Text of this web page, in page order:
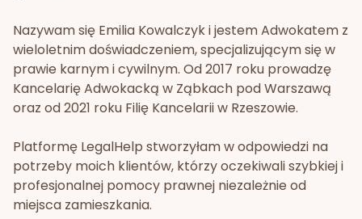
Nazywam się Emilia Kowalczyk i jestem Adwokatem z
wieloletnim doświadczeniem, specjalizującym się w
prawie karnym i cywilnym. Od 2017 roku prowadzę
Kancelarię Adwokacką w Ząbkach pod Warszawą
oraz od 2021 roku Filię Kancelarii w Rzeszowie.
Platformę LegalHelp stworzyłam w odpowiedzi na
potrzeby moich klientów, którzy oczekiwali szybkiej i
profesjonalnej pomocy prawnej niezależnie od
miejsca zamieszkania.